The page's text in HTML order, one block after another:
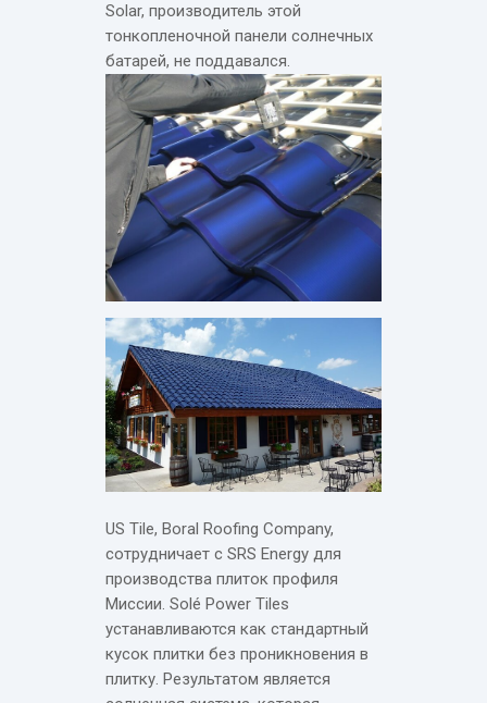
Solar, производитель этой
тонкопленочной панели солнечных
батарей, не поддавался.
US Tile, Boral Roofing Company,
сотрудничает с SRS Energy для
производства плиток профиля
Миссии. Solé Power Tiles
устанавливаются как стандартный
кусок плитки без проникновения в
плитку. Результатом является